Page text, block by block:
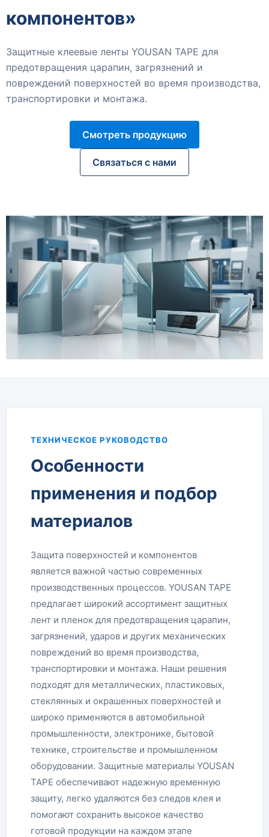
компонентов»
Защитные клеевые ленты YOUSAN TAPE для
предотвращения царапин, загрязнений и
повреждений поверхностей во время производства,
транспортировки и монтажа.
Смотреть продукцию
Связаться с нами
ТЕХНИЧЕСКОЕ РУКОВОДСТВО
Особенности
применения и подбор
материалов
Защита поверхностей и компонентов
является важной частью современных
производственных процессов. YOUSAN TAPE
предлагает широкий ассортимент защитных
лент и пленок для предотвращения царапин,
загрязнений, ударов и других механических
повреждений во время производства,
транспортировки и монтажа. Наши решения
подходят для металлических, пластиковых,
стеклянных и окрашенных поверхностей и
широко применяются в автомобильной
промышленности, электронике, бытовой
технике, строительстве и промышленном
оборудовании. Защитные материалы YOUSAN
TAPE обеспечивают надежную временную
защиту, легко удаляются без следов клея и
помогают сохранить высокое качество
готовой продукции на каждом этапе